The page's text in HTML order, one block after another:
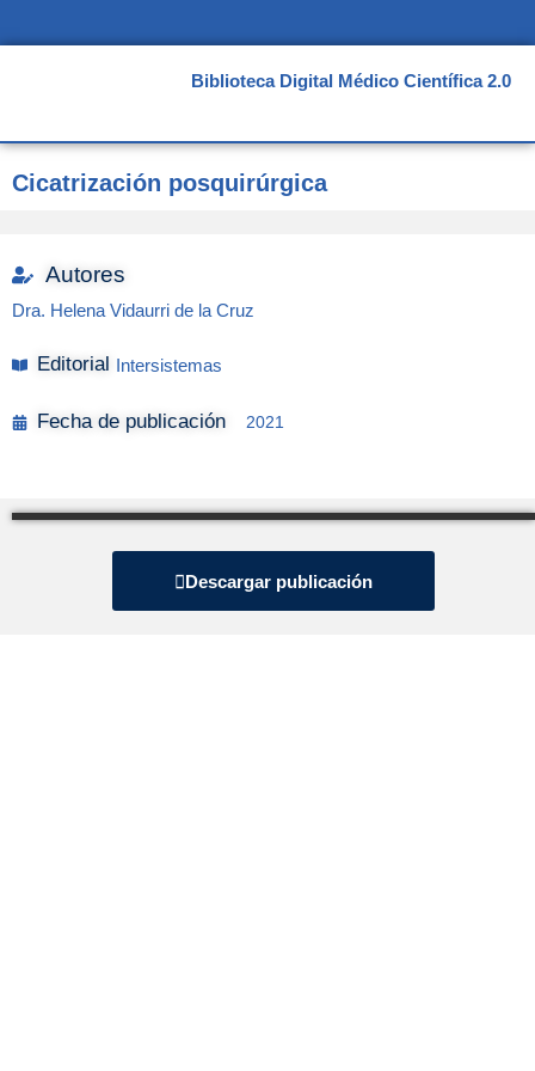
al
Biblioteca Digital Médico Científica 2.0
Cicatrización posquirúrgica
Autores
Dra. Helena Vidaurri de la Cruz
Intersistemas
Editorial
2021
Fecha de publicación
Descargar publicación